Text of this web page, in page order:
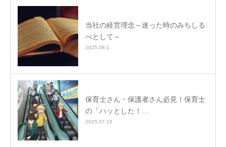
当社の経営理念～迷った時のみちしる
べとして～
2025.08.1
保育士さん・保護者さん必見！保育士
の「ハッとした！…
2025.07.15